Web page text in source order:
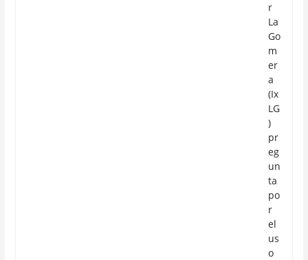
r
La
Go
m
er
a
(Ix
LG
)
pr
eg
un
ta
po
r
el
us
o